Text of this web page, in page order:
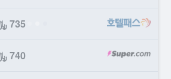
735 ﷼
740 ﷼